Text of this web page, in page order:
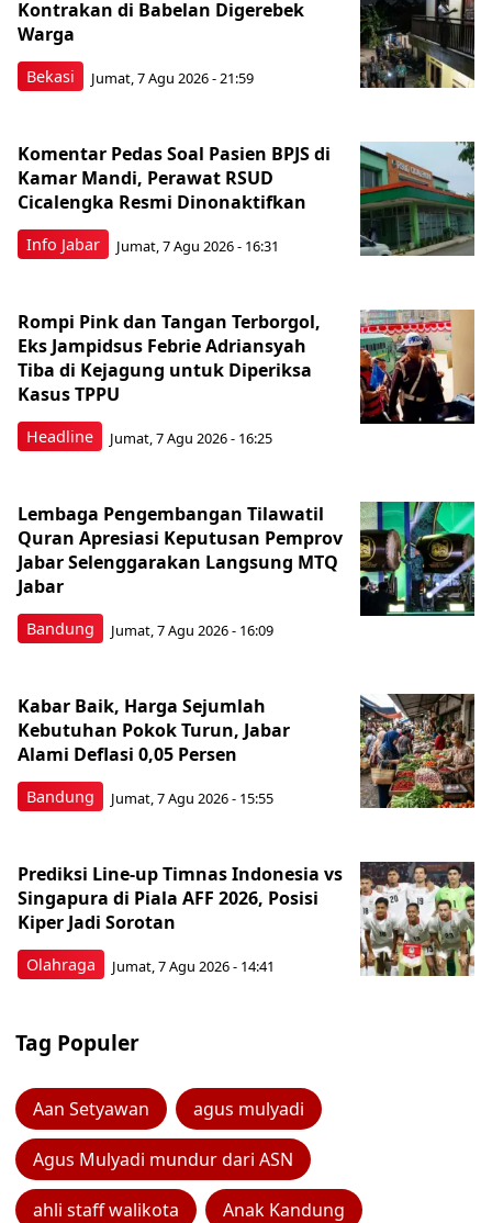
Bekasi
Kontrakan di Babelan Digerebek
Warga
Jumat, 7 Agu 2026 - 21:59
Info Jabar
Komentar Pedas Soal Pasien BPJS di
Kamar Mandi, Perawat RSUD
Cicalengka Resmi Dinonaktifkan
Jumat, 7 Agu 2026 - 16:31
Headline
Rompi Pink dan Tangan Terborgol,
Eks Jampidsus Febrie Adriansyah
Tiba di Kejagung untuk Diperiksa
Kasus TPPU
Jumat, 7 Agu 2026 - 16:25
Bandung
Lembaga Pengembangan Tilawatil
Quran Apresiasi Keputusan Pemprov
Jabar Selenggarakan Langsung MTQ
Jabar
Jumat, 7 Agu 2026 - 16:09
Bandung
Kabar Baik, Harga Sejumlah
Kebutuhan Pokok Turun, Jabar
Alami Deflasi 0,05 Persen
Jumat, 7 Agu 2026 - 15:55
Olahraga
Prediksi Line-up Timnas Indonesia vs
Singapura di Piala AFF 2026, Posisi
Kiper Jadi Sorotan
Jumat, 7 Agu 2026 - 14:41
Tag Populer
Aan Setyawan agus mulyadi
Agus Mulyadi mundur dari ASN
ahli staff walikota Anak Kandung